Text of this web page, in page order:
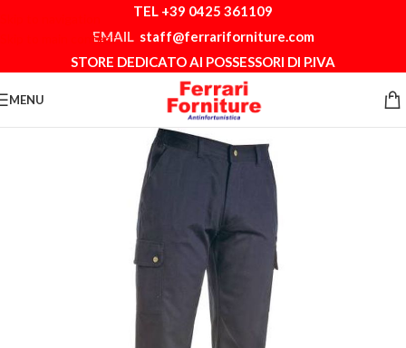
Skip to main content
TEL +39 0425 361109
EMAIL staff@ferrariforniture.com
STORE DEDICATO AI POSSESSORI DI P.IVA
MENU